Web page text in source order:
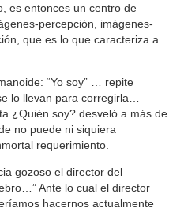
es entonces un centro de
percepción, imágenes-
que es lo que caracteriza a
“Yo soy” … repite
lo llevan para corregirla…
¿Quién soy? desveló a más de
no puede ni siquiera
requerimiento.
gozoso el director del
Ante lo cual el director
hacernos actualmente